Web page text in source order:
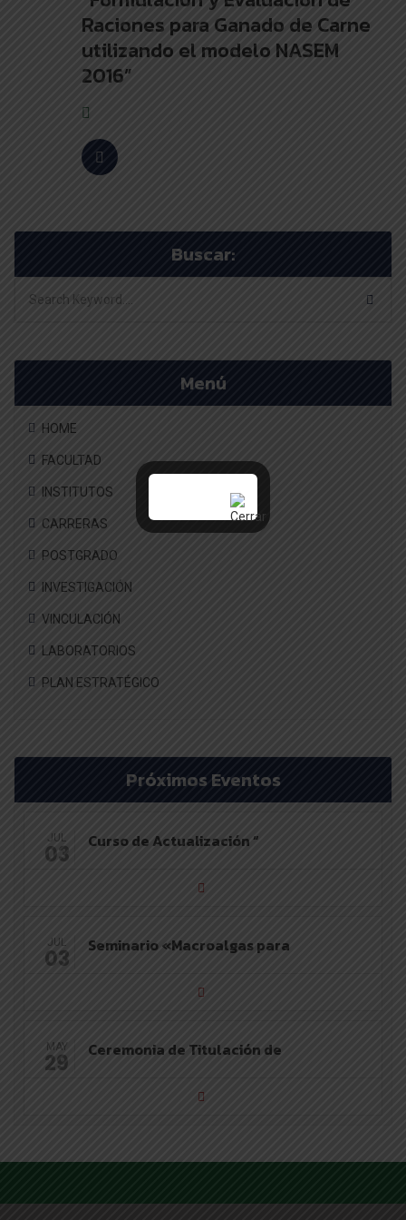
Raciones para Ganado de Carne
utilizando el modelo NASEM
2016”
Buscar:
Menú
HOME
FACULTAD
INSTITUTOS
CARRERAS
POSTGRADO
INVESTIGACIÓN
VINCULACIÓN
LABORATORIOS
PLAN ESTRATÉGICO
Próximos Eventos
JUL
03 Curso de Actualización “
JUL
03 Seminario «Macroalgas para
MAY
29 Ceremonia de Titulación de